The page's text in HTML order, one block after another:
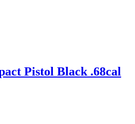
Pistol Black .68cal